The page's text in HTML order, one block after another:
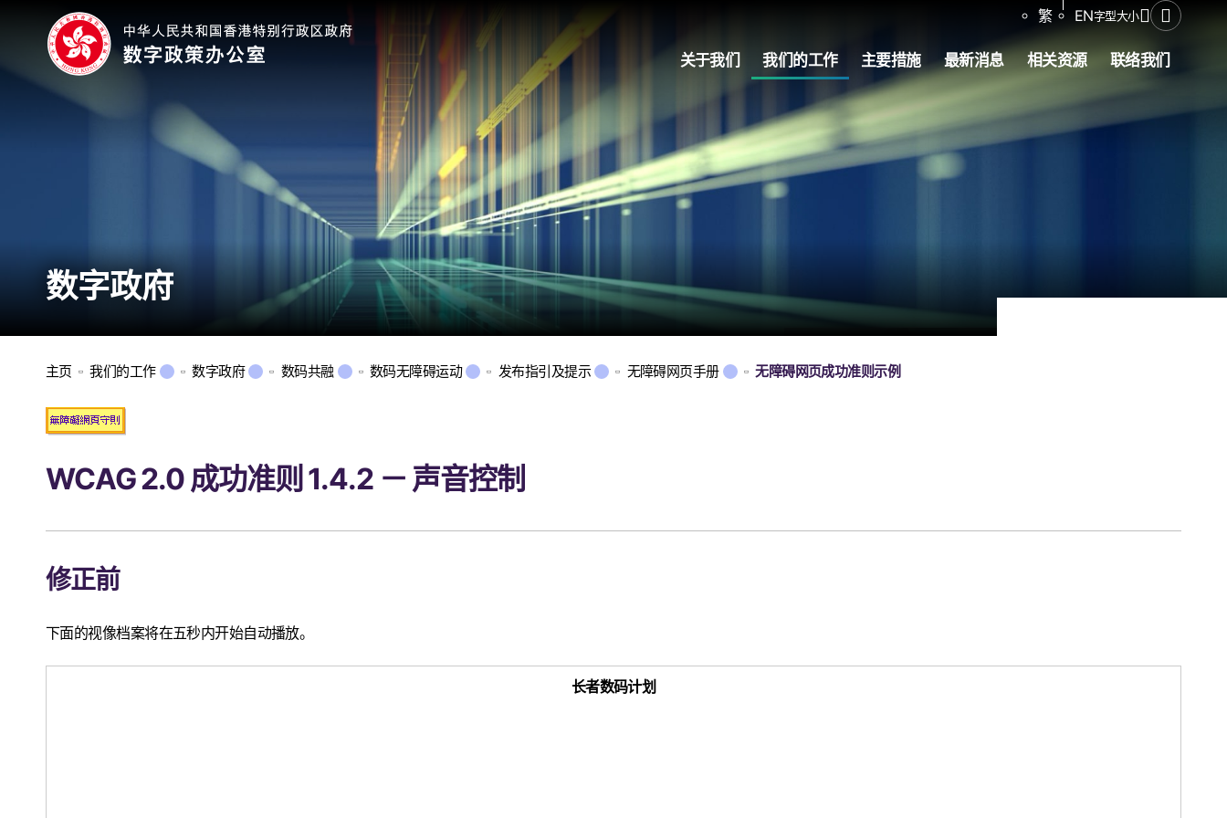
繁 EN字型大小分享打开搜寻
关于我们 我们的工作 主要措施 最新消息 相关资源 联络我们
数字政府
主页 我们的工作 数字政府 数码共融 数码无障碍运动 发布指引及提示 无障碍网页手册 无障碍网页成功准则示例
WCAG 2.0 成功准则 1.4.2 － 声音控制
修正前
下面的视像档案将在五秒内开始自动播放。
长者数码计划